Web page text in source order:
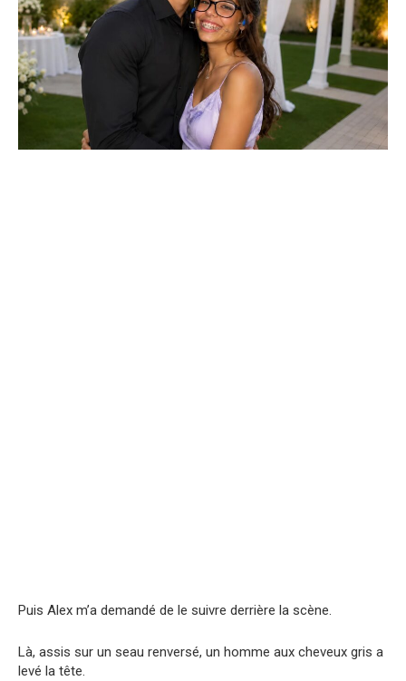
Puis Alex m’a demandé de le suivre derrière la scène.
Là, assis sur un seau renversé, un homme aux cheveux gris a
levé la tête.